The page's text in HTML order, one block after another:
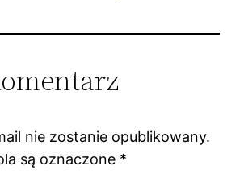
nie zostanie opublikowany.
są oznaczone *